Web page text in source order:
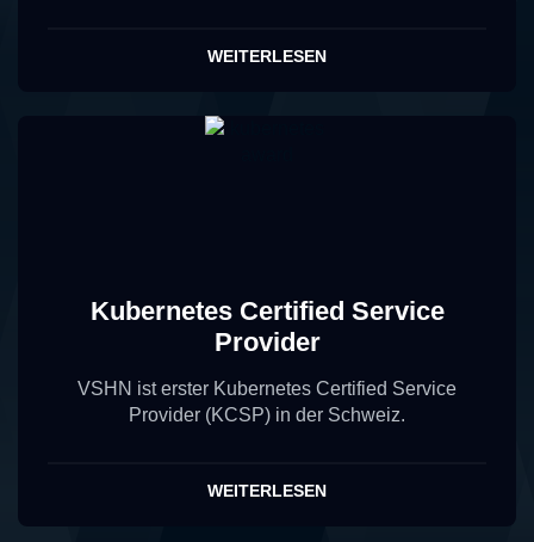
WEITERLESEN
Kubernetes Certified Service
Provider
VSHN ist erster Kubernetes Certified Service
Provider (KCSP) in der Schweiz.
WEITERLESEN